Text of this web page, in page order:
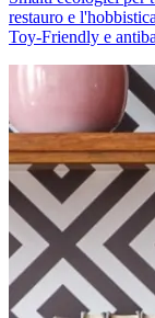
restauro e
Toy-Friendly e